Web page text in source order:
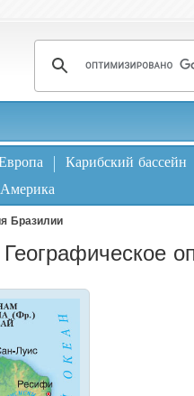
Карибский бассейн
Бразилии